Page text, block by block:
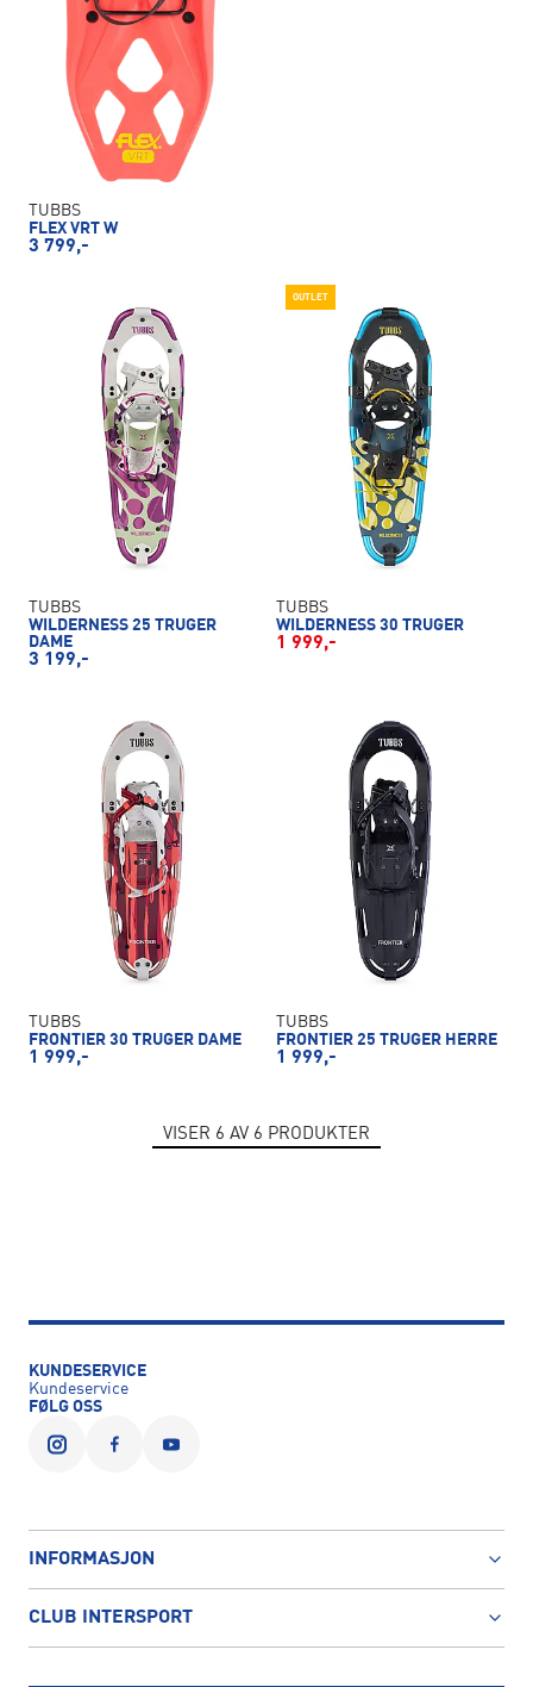
TUBBS
FLEX VRT W
3 799,-
TUBBS
WILDERNESS 25 TRUGER
DAME
3 199,-
OUTLET
TUBBS
WILDERNESS 30 TRUGER
1 999,-
TUBBS
FRONTIER 30 TRUGER DAME
1 999,-
TUBBS
FRONTIER 25 TRUGER HERRE
1 999,-
VISER 6 AV 6 PRODUKTER
KUNDESERVICE
Kundeservice
FØLG OSS
INFORMASJON
CLUB INTERSPORT